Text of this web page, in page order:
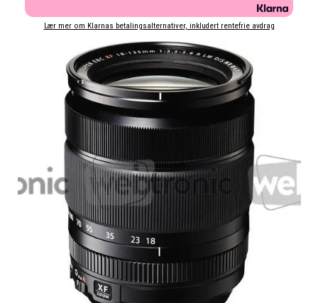
Lær mer om Klarnas betalingsalternativer, inkludert rentefrie avdrag